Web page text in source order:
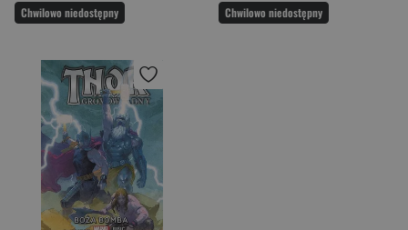
Chwilowo niedostępny
Chwilowo niedostępny